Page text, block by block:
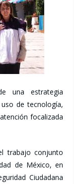
una estrategia
de tecnología,
focalizada
trabajo conjunto
de México, en
Ciudadana